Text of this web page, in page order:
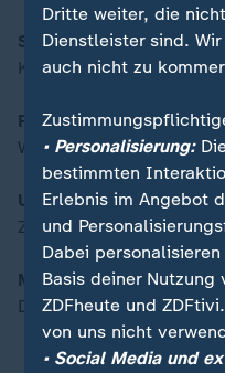
00:16
Sollen Zwölfjährige
Kinder und die Corona-
Präsidentschaftswahl in
Wenn der Sieger längst
Urlaub im Wald
Zurück zu den Wurzeln
Moderation:
Daniel Pontzen
Dritte weiter, die
Dienstleister sind.
auch nicht zu
• Personalisierung:
bestimmten
Erlebnis im Angebot
und
Dabei
Basis deiner Nutzung
ZDFheute und
von uns nicht
• Social Media und